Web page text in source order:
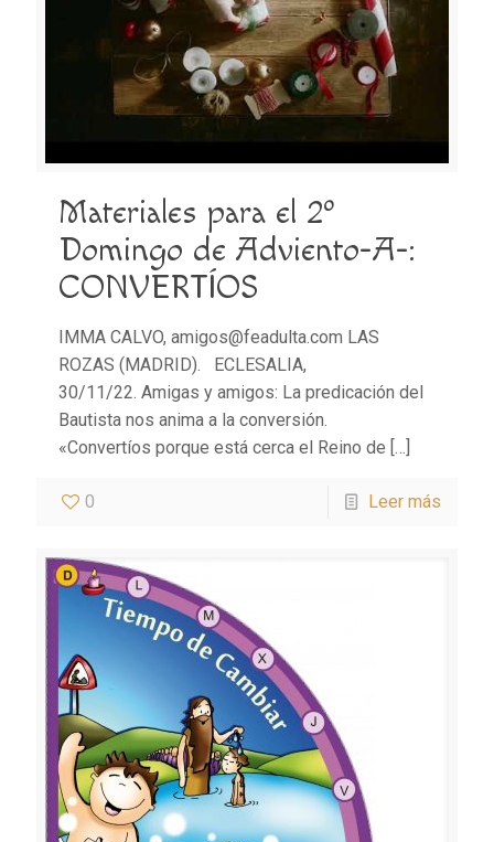
Materiales para el 2º
Domingo de Adviento-A-:
CONVERTÍOS
IMMA CALVO, amigos@feadulta.com LAS
ROZAS (MADRID). ECLESALIA,
30/11/22. Amigas y amigos: La predicación del
Bautista nos anima a la conversión.
«Convertíos porque está cerca el Reino de […]
0 Leer más